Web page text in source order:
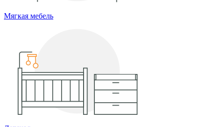
Мягкая мебель